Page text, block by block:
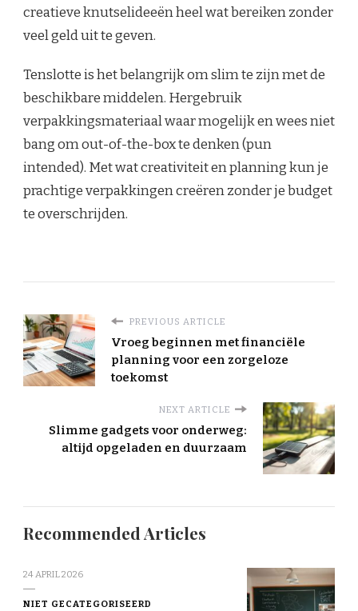
creatieve knutselideeën heel wat bereiken zonder
veel geld uit te geven.
Tenslotte is het belangrijk om slim te zijn met de
beschikbare middelen. Hergebruik
verpakkingsmateriaal waar mogelijk en wees niet
bang om out-of-the-box te denken (pun
intended). Met wat creativiteit en planning kun je
prachtige verpakkingen creëren zonder je budget
te overschrijden.
PREVIOUS ARTICLE
Vroeg beginnen met financiële
planning voor een zorgeloze
toekomst
NEXT ARTICLE
Slimme gadgets voor onderweg:
altijd opgeladen en duurzaam
Recommended Articles
24 APRIL 2026
NIET GECATEGORISEERD